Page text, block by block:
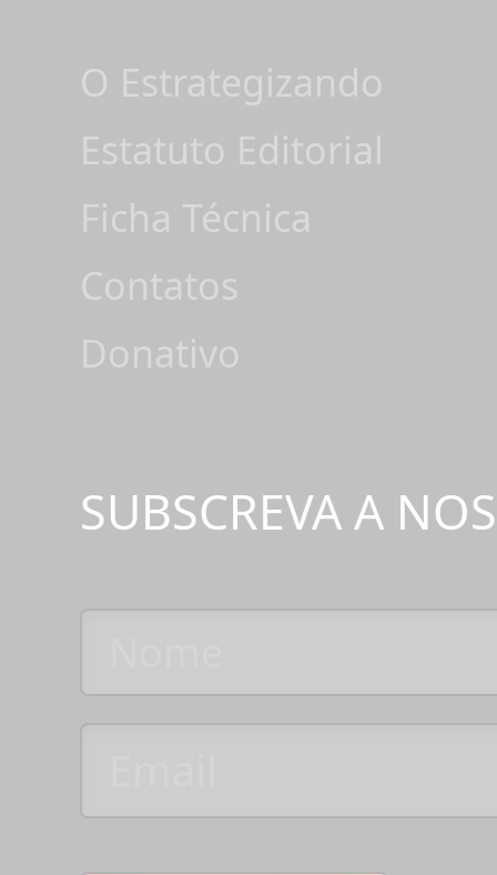
O Estrategizando
Estatuto Editorial
Ficha Técnica
Contatos
Donativo
SUBSCREVA A